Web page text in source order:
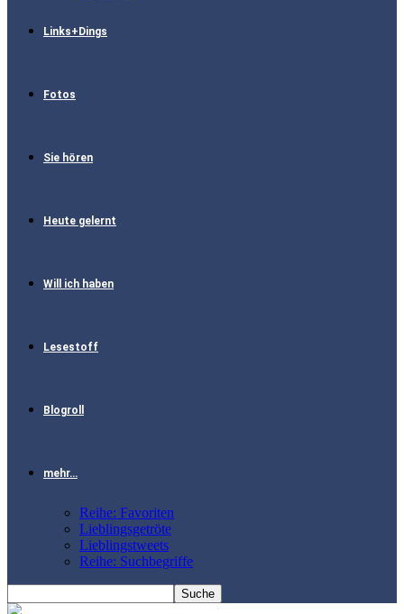
Links+Dings
Fotos
Sie hören
Heute gelernt
Will ich haben
Lesestoff
Blogroll
mehr…
Reihe: Favoriten
Lieblingsgetröte
Lieblingstweets
Reihe: Suchbegriffe